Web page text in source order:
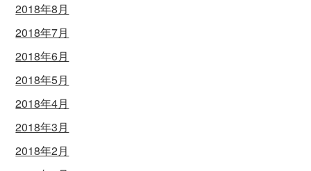
2018年8月
2018年7月
2018年6月
2018年5月
2018年4月
2018年3月
2018年2月